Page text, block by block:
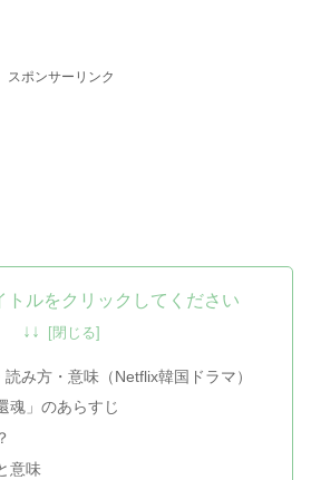
スポンサーリンク
トルをクリックしてください
↓↓
み方・意味（Netflix韓国ドラマ）
魂」のあらすじ
意味